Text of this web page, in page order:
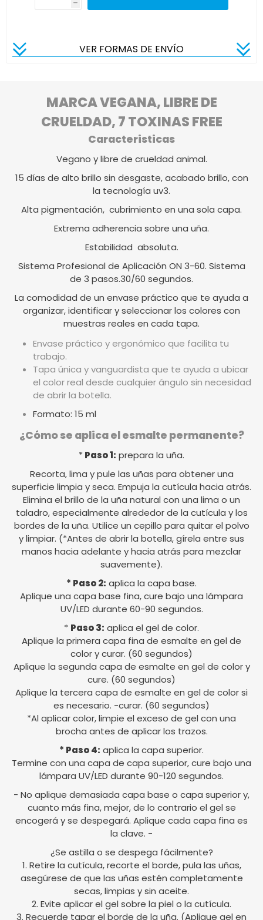
h
VER FORMAS DE ENVÍO
MARCA VEGANA, LIBRE DE
CRUELDAD, 7 TOXINAS FREE
Caracteristicas
Vegano y libre de crueldad animal.
15 días de alto brillo sin desgaste, acabado brillo, con
la tecnología uv3.
Alta pigmentación, cubrimiento en una sola capa.
Extrema adherencia sobre una uña.
Estabilidad absoluta.
Sistema Profesional de Aplicación ON 3-60. Sistema
de 3 pasos.30/60 segundos.
La comodidad de un envase práctico que te ayuda a
organizar, identificar y seleccionar los colores con
muestras reales en cada tapa.
Envase práctico y ergonómico que facilita tu
trabajo.
Tapa única y vanguardista que te ayuda a ubicar
el color real desde cualquier ángulo sin necesidad
de abrir la botella.
Formato: 15 ml
¿Cómo se aplica el esmalte permanente?
*Paso 1: prepara la uña.
Recorta, lima y pule las uñas para obtener una
superficie limpia y seca. Empuja la cutícula hacia atrás.
Elimina el brillo de la uña natural con una lima o un
taladro, especialmente alrededor de la cutícula y los
bordes de la uña. Utilice un cepillo para quitar el polvo
y limpiar. (*Antes de abrir la botella, gírela entre sus
manos hacia adelante y hacia atrás para mezclar
suavemente).
* Paso 2: aplica la capa base.
Aplique una capa base fina, cure bajo una lámpara
UV/LED durante 60-90 segundos.
* Paso 3: aplica el gel de color.
Aplique la primera capa fina de esmalte en gel de
color y curar. (60 segundos)
Aplique la segunda capa de esmalte en gel de color y
cure. (60 segundos)
Aplique la tercera capa de esmalte en gel de color si
es necesario. -curar. (60 segundos)
*Al aplicar color, limpie el exceso de gel con una
brocha antes de aplicar los trazos.
* Paso 4: aplica la capa superior.
Termine con una capa de capa superior, cure bajo una
lámpara UV/LED durante 90-120 segundos.
- No aplique demasiada capa base o capa superior y,
cuanto más fina, mejor, de lo contrario el gel se
encogerá y se despegará. Aplique cada capa fina es
la clave. -
¿Se astilla o se despega fácilmente?
1. Retire la cutícula, recorte el borde, pula las uñas,
asegúrese de que las uñas estén completamente
secas, limpias y sin aceite.
2. Evite aplicar el gel sobre la piel o la cutícula.
3. Recuerde tapar el borde de la uña. (Aplique gel en